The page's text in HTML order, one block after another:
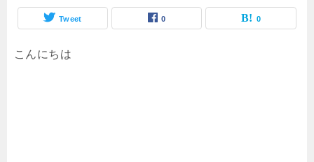
Tweet 0 0
こんにちは